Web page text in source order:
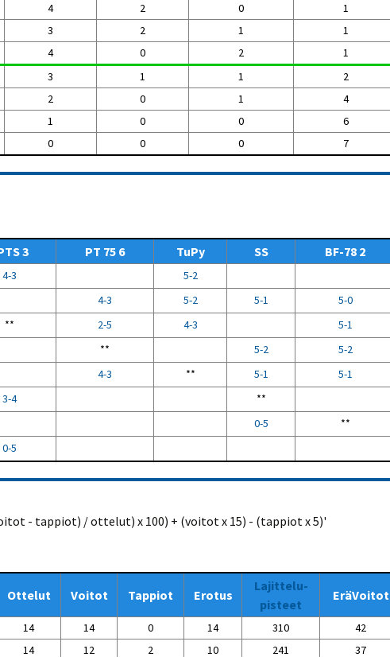
4 2 0 1
3 2 1 1
4 0 2 1
3 1 1 2
2 0 1 4
1 0 0 6
0 0 0 7
3 PT 75 6 TuPy SS BF-78 2
4-3 5-2
4-3 5-2 5-1 5-0
** 2-5 4-3 5-1
** 5-2 5-2
4-3 ** 5-1 5-1
3-4 **
0-5 **
0-5
- tappiot) / ottelut) x 100) + (voitot x 15) - (tappiot x 5)'
Ottelut Voitot Tappiot Erotus
Lajittelu-
pisteet
EräVoitot
14 14 0 14 310 42
14 12 2 10 241 37